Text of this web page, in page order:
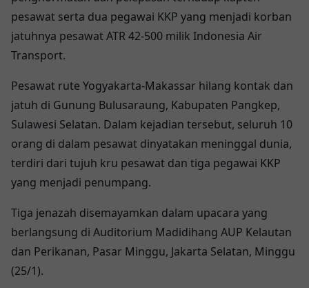
pesawat serta dua pegawai KKP yang menjadi korban
jatuhnya pesawat ATR 42-500 milik Indonesia Air
Transport.
Pesawat rute Yogyakarta-Makassar hilang kontak dan
jatuh di Gunung Bulusaraung, Kabupaten Pangkep,
Sulawesi Selatan. Dalam kejadian tersebut, seluruh 10
orang di dalam pesawat dinyatakan meninggal dunia,
terdiri dari tujuh kru pesawat dan tiga pegawai KKP
yang menjadi penumpang.
Tiga jenazah disemayamkan dalam upacara yang
berlangsung di Auditorium Madidihang AUP Kelautan
dan Perikanan, Pasar Minggu, Jakarta Selatan, Minggu
(25/1).